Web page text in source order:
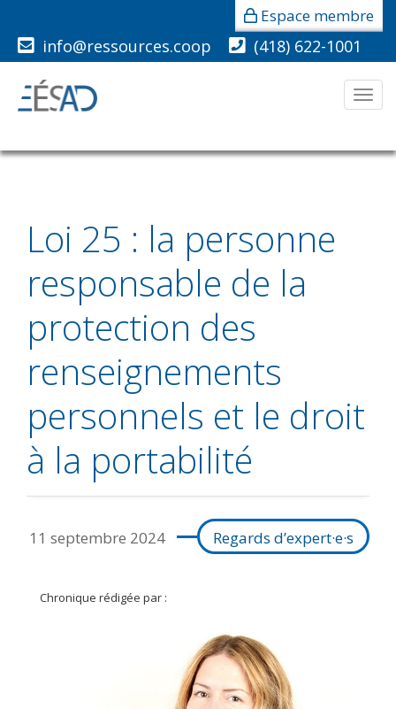
Espace membre
info@ressources.coop (418) 622-1001
Loi 25 : la personne
responsable de la
protection des
renseignements
personnels et le droit
à la portabilité
Regards d’expert·e·s
11 septembre 2024
Chronique rédigée par :